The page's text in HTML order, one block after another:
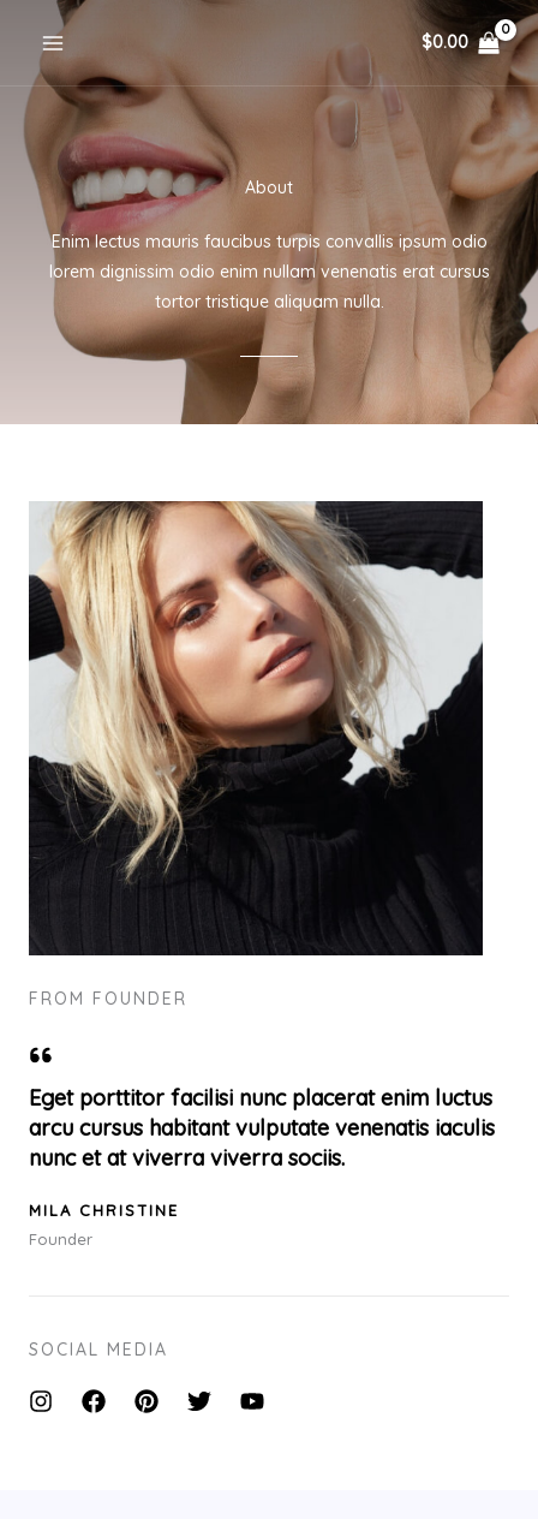
content
$0.00
About
Enim lectus mauris faucibus turpis convallis ipsum odio
lorem dignissim odio enim nullam venenatis erat cursus
tortor tristique aliquam nulla.
FROM FOUNDER
Eget porttitor facilisi nunc placerat enim luctus
arcu cursus habitant vulputate venenatis iaculis
nunc et at viverra viverra sociis.
MILA CHRISTINE
Founder
SOCIAL MEDIA